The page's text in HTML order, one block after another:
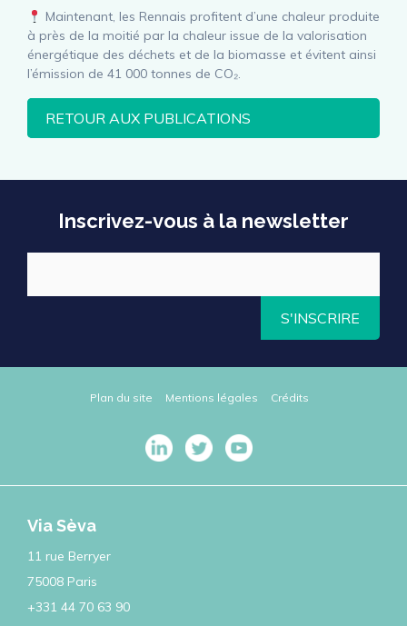
Maintenant, les Rennais profitent d’une chaleur produite
à près de la moitié par la chaleur issue de la valorisation
énergétique des déchets et de la biomasse et évitent ainsi
l’émission de 41 000 tonnes de CO₂.
RETOUR AUX PUBLICATIONS
Inscrivez-vous à la newsletter
S'INSCRIRE
Plan du site Mentions légales Crédits
Via Sèva
11 rue Berryer
75008 Paris
+331 44 70 63 90